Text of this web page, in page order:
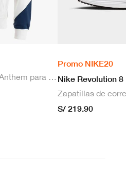
Casaca Nike Dri-FIT Pro Anthem para hombre
Promo NIKE20
Nike Revolution 8
S/ 219.90